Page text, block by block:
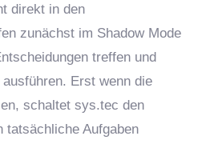
direkt in den
zunächst im Shadow Mode
treffen und
Erst wenn die
schaltet sys.tec den
tatsächliche Aufgaben